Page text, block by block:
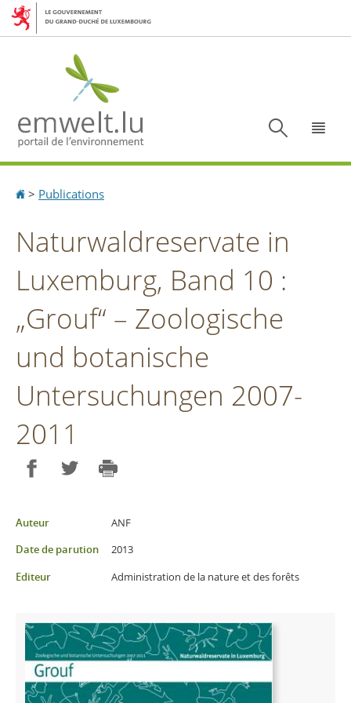
Aller
Aller
Accueil
> Publications
Naturwaldreservate in
Luxemburg, Band 10 :
„Grouf“ – Zoologische
und botanische
Untersuchungen 2007-
2011
Auteur
ANF
Date de parution
2013
Editeur
Administration de la nature et des forêts